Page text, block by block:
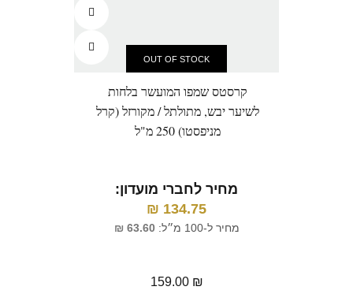
OUT OF STOCK
קרסטס שמפו המועשר בלחות
לשיער יבש, מתולתל / מקורזל (קרל
מניפסטו) 250 מ"ל
מחיר לחברי מועדון:
134.75
₪
מחיר ל-100 מ״ל: 63.60
₪
159.00 ₪